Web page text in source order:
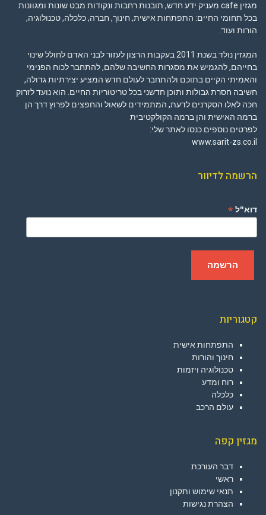
מגזין cafe מעניק ידע חדש, תובנות רחבות ונקודות מבט שונות ומגוונות
בכל תחומי החיים: התפתחות אישית, חינוך, חברה, כלכלה, טכנולוגיה,
הורות ועוד.
המגזין נולד בשנת 2011 בעקבות הרצון לעזור לבני האדם לחולל שינוי
בחייהם, להגמיש את מסגרות החשיבה שלהם, להתחבר לכוח הפנימי
והאמיתי הקיים בתוכם ולהתחבר לעולם חדש המציע יצירתיות גדולה,
חשיבה חסרת גבולות ותוכן חדשני בכל טריטוריות החיים. הוא נועד לזרוק
חכה לאלו הסקרנים לדעת, המתמידים לשאול והחפצים לפרוץ דרך הן
ברמה האישית והן ברמה הקולקטיבית
לפרטים נוספים כנסו לאתר שלי:
www.sarit-zs.co.il
הרשמה לדיוור
דוא"ל *
קטגוריות
התפתחות אישית
חינוך והורות
טכנולוגיה ויזמות
רוח ומדע
כלכלה
עולם הרכב
מגזין קפה
דבר העורכת
ראשי
תנאי שימוש ותקנון
הצהרת נגישות